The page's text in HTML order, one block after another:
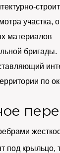
участка,
материалов
бригады.
по
крыльцо,